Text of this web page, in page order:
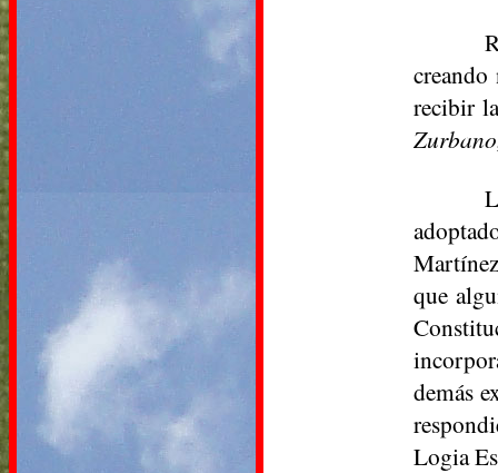
recibir
que
demás
Logia